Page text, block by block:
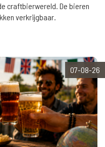
craftbierwereld. De bieren
verkrijgbaar.
07-08-26